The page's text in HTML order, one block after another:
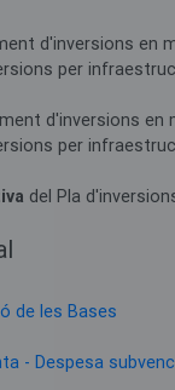
d'inversions en
per
d'inversions en
per
del Pla
de les Bases
- Despesa